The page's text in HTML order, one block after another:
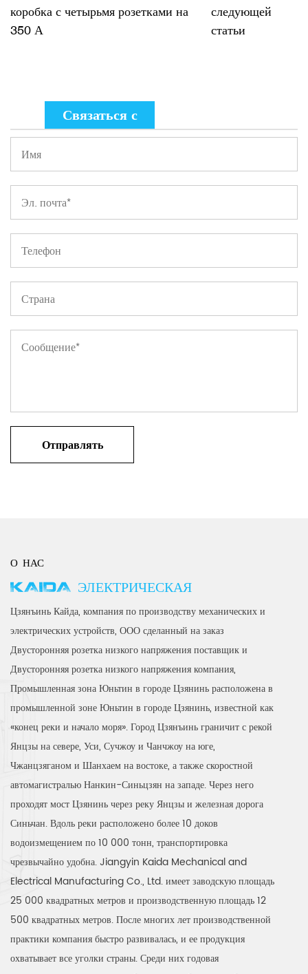
коробка с четырьмя розетками на
350 А
следующей
статьи
Связаться с
нами
О НАС
KAIDA ЭЛЕКТРИЧЕСКАЯ
Цзянъинь Кайда, компания по производству механических и
электрических устройств, ОООсделанный на заказ
Двусторонняя розетка низкого напряжения поставщики
Двусторонняя розетка низкого напряжения компания,
Промышленная зона Юньтин в городе Цзянинь расположена в
промышленной зоне Юньтин в городе Цзянинь, известной как
«конец реки и начало моря». Город Цзянъинь граничит с рекой
Янцзы на севере, Уси, Сучжоу и Чанчжоу на юге,
Чжанцзяганом и Шанхаем на востоке, а также скоростной
автомагистралью Нанкин-Синьцзян на западе. Через него
проходят мост Цзянинь через реку Янцзы и железная дорога
Синьчан. Вдоль реки расположено более 10 доков
водоизмещением по 10 000 тонн, транспортировка
чрезвычайно удобна. Jiangyin Kaida Mechanical and
Electrical Manufacturing Co., Ltd. имеет заводскую площадь
25 000 квадратных метров и производственную площадь 12
500 квадратных метров. После многих лет производственной
практики компания быстро развивалась, и ее продукция
охватывает все уголки страны. Среди них годовая